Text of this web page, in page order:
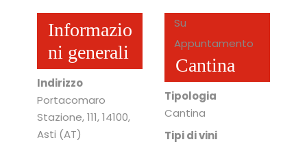
Informazio
ni generali
Indirizzo
Portacomaro
Stazione, 111, 14100,
Asti (AT)
Su
Appuntamento
Cantina
Tipologia
Cantina
Tipi di vini